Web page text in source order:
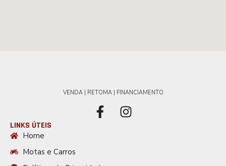
VENDA | RETOMA | FINANCIAMENTO
LINKS ÚTEIS
Home
Motas e Carros